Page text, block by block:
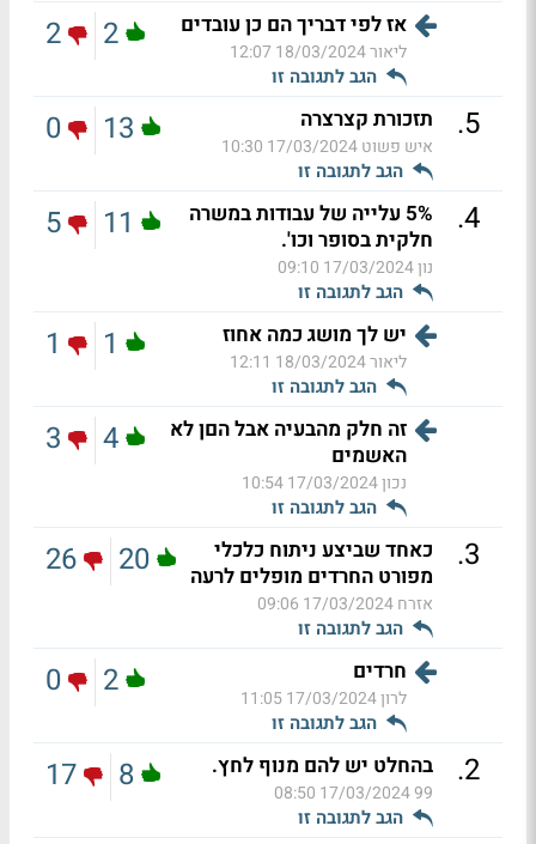
אז לפי דבריך הם כן עובדים
ליאור18/03/2024 12:07
הגב לתגובה זו
2
2
5
. תזכורת קצרצרה
איש פשוט17/03/2024 10:30
הגב לתגובה זו
13
0
4
.
5% עלייה של עבודות במשרה
חלקית בסופר וכו'.
נון17/03/2024 09:10
הגב לתגובה זו
11
5
יש לך מושג כמה אחוז
ליאור18/03/2024 12:11
הגב לתגובה זו
1
1
זה חלק מהבעיה אבל הםן לא
האשמים
נכון17/03/2024 10:54
הגב לתגובה זו
4
3
3
.
כאחד שביצע ניתוח כלכלי
מפורט החרדים מופלים לרעה
אזרח17/03/2024 09:06
הגב לתגובה זו
20
26
חרדים
לרון17/03/2024 11:05
הגב לתגובה זו
2
0
2
. בהחלט יש להם מנוף לחץ.
99
17/03/2024 08:50
הגב לתגובה זו
8
17